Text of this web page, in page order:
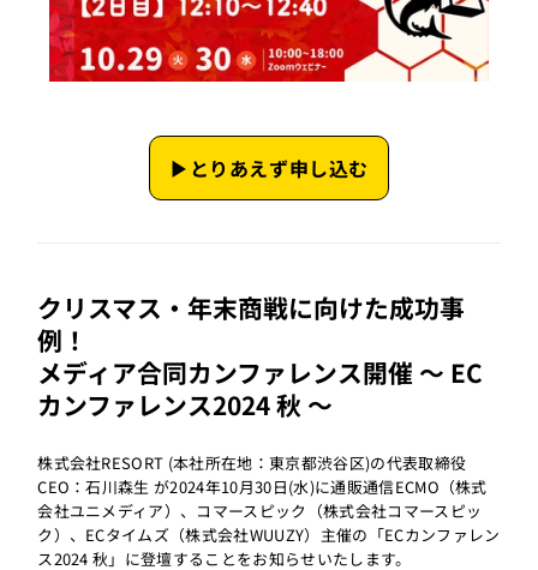
▶︎とりあえず申し込む
クリスマス・年末商戦に向けた成功事
例！
メディア合同カンファレンス開催 ～ EC
カンファレンス2024 秋 ～
株式会社RESORT (本社所在地：東京都渋谷区)の代表取締役
CEO：石川森生 が2024年10月30日(水)に通販通信ECMO（株式
会社ユニメディア）、コマースピック（株式会社コマースピッ
ク）、ECタイムズ（株式会社WUUZY）主催の「ECカンファレン
ス2024 秋」に登壇することをお知らせいたします。